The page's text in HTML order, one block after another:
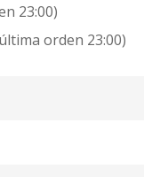
23:00)
orden 23:00)